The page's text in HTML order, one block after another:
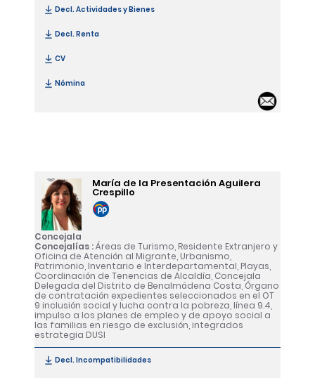
Decl. Actividades y Bienes[Juan Antonio Lara Martín]
Decl. Renta[Juan Antonio Lara Martín]
CV[Juan Antonio Lara Martín]
Nómina[Juan Antonio Lara Martín]
María de la Presentación Aguilera
Crespillo
Concejala
Concejalías :Áreas de Turismo, Residente Extranjero y
Oficina de Atención al Migrante, Urbanismo,
Patrimonio, Inventario e Interdepartamental, Playas,
Coordinación de Tenencias de Alcaldía, Concejala
Delegada del Distrito de Benalmádena Costa, Órgano
de contratación expedientes seleccionados en el OT
9 inclusión social y lucha contra la pobreza, línea 9.4,
impulso a los planes de empleo y de apoyo social a
las familias en riesgo de exclusión, integrados
estrategia DUSI
Decl. Incompatibilidades[María de la Presentación Aguilera